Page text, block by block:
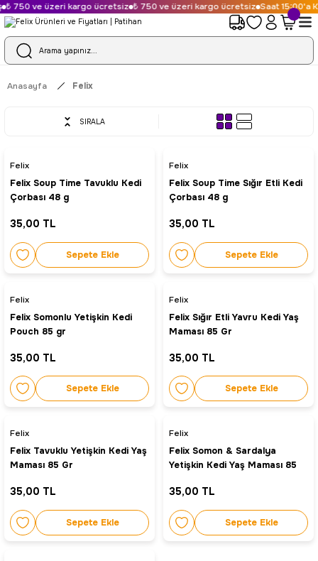
₺ 750 ve üzeri kargo ücretsiz ₺ 750 ve üzeri kargo ücretsiz Saat 15:00'a
Anasayfa Felix
SIRALA
Felix
Felix Soup Time Tavuklu Kedi
Çorbası 48 g
35,00 TL
Sepete Ekle
Felix
Felix Soup Time Sığır Etli Kedi
Çorbası 48 g
35,00 TL
Sepete Ekle
Felix
Felix Somonlu Yetişkin Kedi
Pouch 85 gr
35,00 TL
Sepete Ekle
Felix
Felix Sığır Etli Yavru Kedi Yaş
Maması 85 Gr
35,00 TL
Sepete Ekle
Felix
Felix Tavuklu Yetişkin Kedi Yaş
Maması 85 Gr
35,00 TL
Sepete Ekle
Felix
Felix Somon & Sardalya
Yetişkin Kedi Yaş Maması 85
35,00 TL
Sepete Ekle